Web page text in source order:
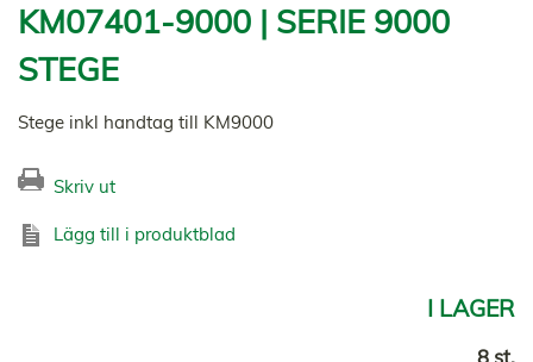
KM07401-9000 | SERIE 9000
STEGE
Stege inkl handtag till KM9000
Skriv ut
Lägg till i produktblad
I LAGER
8 st.